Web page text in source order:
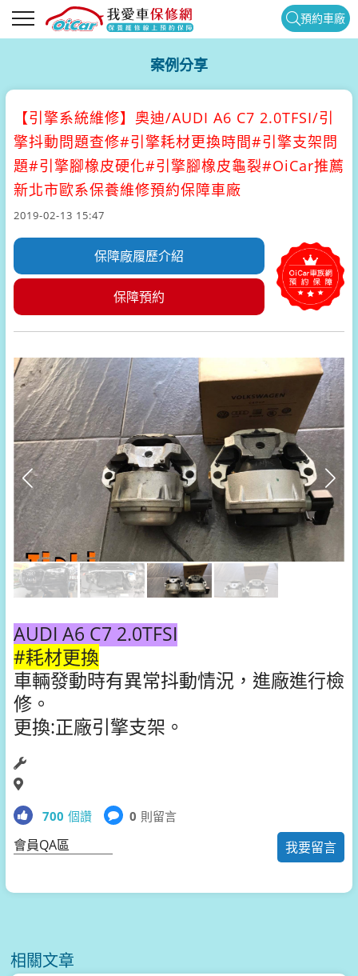
預約車廠
案例分享
【引擎系統維修】 奧迪/AUDI A6 C7 2.0TFSI/引
擎抖動問題查修#引擎耗材更換時間#引擎支架問
題#引擎腳橡皮硬化#引擎腳橡皮龜裂#OiCar推薦
新北市歐系保養維修預約保障車廠
2019-02-13 15:47
保障廠履歷介紹
保障預約
AUDI A6 C7 2.0TFSI
#耗材更換
車輛發動時有異常抖動情況，進廠進行檢
修。
更換:正廠引擎支架。
700 個讚 0 則留言
我要留言
會員QA區
相關文章